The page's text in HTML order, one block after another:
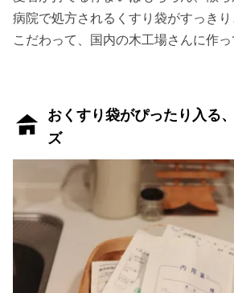
病院で処方されるくすり袋がすっき
こだわって、国内の木工場さんに作っ
おくすり袋がぴったり入る
ズ